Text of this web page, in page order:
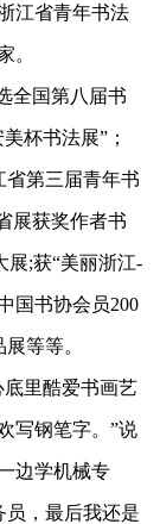
江省青年书法
。
全国第八届书
杯书法展”；
省第三届青年书
展获奖作者书
展;获“美丽浙江-
国书协会员200
等等。
里酷爱书画艺
写钢笔字。”说
边学机械专
员，最后我还是